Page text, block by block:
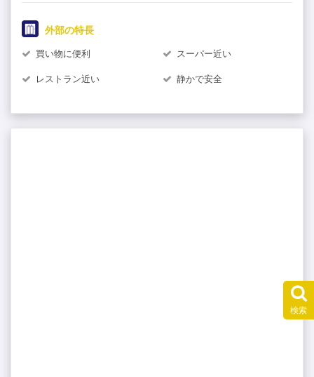
外部の特長
買い物に便利 スーパー近い
レストラン近い 静かで安全
検索